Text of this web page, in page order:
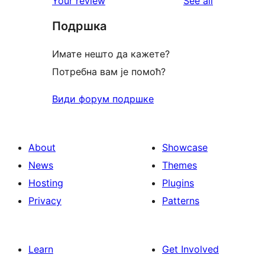
reviews
star
reviews
Подршка
Имате нешто да кажете?
Потребна вам је помоћ?
Види форум подршке
About
News
Hosting
Privacy
Showcase
Themes
Plugins
Patterns
Learn
Get Involved